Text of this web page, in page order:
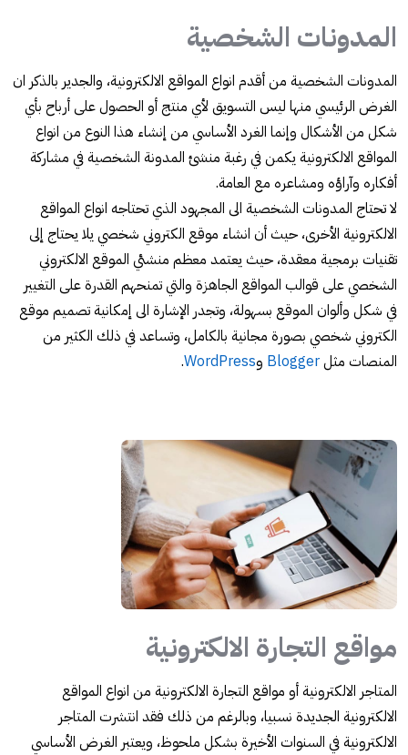
المدونات الشخصية
المدونات الشخصية من أقدم انواع المواقع الالكترونية، والجدير بالذكر ان
الغرض الرئيسي منها ليس التسويق لأي منتج أو الحصول على أرباح بأي
شكل من الأشكال وإنما الغرد الأساسي من إنشاء هذا النوع من انواع
المواقع الالكترونية يكمن في رغبة منشئ المدونة الشخصية في مشاركة
أفكاره وآراؤه ومشاعره مع العامة.
لا تحتاج المدونات الشخصية الى المجهود الذي تحتاجه انواع المواقع
الالكترونية الأخرى، حيث أن انشاء موقع الكتروني شخصي يلا يحتاج إلى
تقنيات برمجية معقدة، حيث يعتمد معظم منشئي الموقع الالكتروني
الشخصي على قوالب المواقع الجاهزة والتي تمنحهم القدرة على التغيير
في شكل وألوان الموقع بسهولة، وتجدر الإشارة الى إمكانية تصميم موقع
الكتروني شخصي بصورة مجانية بالكامل، وتساعد في ذلك الكثير من
المنصات مثلBlogger وWordPress
.
مواقع التجارة الالكترونية
المتاجر الالكترونية أو مواقع التجارة الالكترونية من انواع المواقع
الالكترونية الجديدة نسبيا، وبالرغم من ذلك فقد انتشرت المتاجر
الالكترونية في السنوات الأخيرة بشكل ملحوظ، ويعتبر الغرض الأساسي